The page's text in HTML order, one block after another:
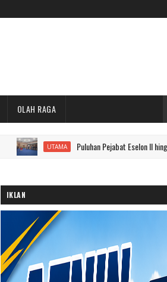
OLAH RAGA
UTAMA Puluhan Pejabat Eselon II hingga IV
IKLAN